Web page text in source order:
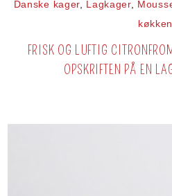
Danske kager, Lagkager,
køkken
FRISK OG LUFTIG
OPSKRIFTEN PÅ EN